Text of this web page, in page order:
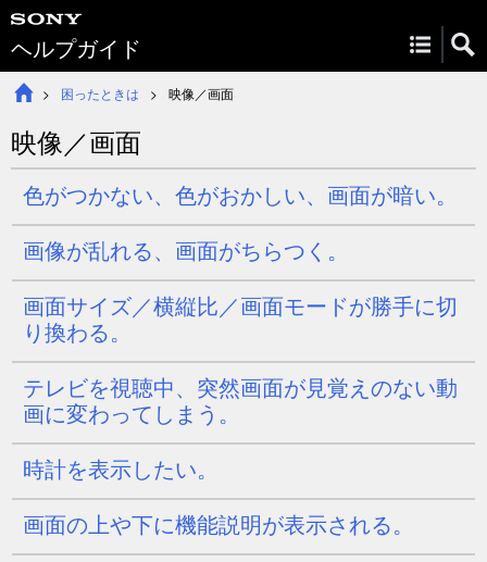
ヘルプガイド
困ったときは 映像／画面
映像／画面
色がつかない、色がおかしい、画面が暗い。
画像が乱れる、画面がちらつく。
画面サイズ／横縦比／画面モードが勝手に切
り換わる。
テレビを視聴中、突然画面が見覚えのない動
画に変わってしまう。
時計を表示したい。
画面の上や下に機能説明が表示される。